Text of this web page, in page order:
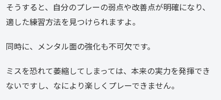
そうすると、自分のプレーの弱点や改善点が明確になり、
適した練習方法を見つけられますよ。
同時に、メンタル面の強化も不可欠です。
ミスを恐れて萎縮してしまっては、本来の実力を発揮でき
ないですし、なにより楽しくプレーできません。